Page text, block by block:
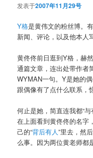
发表于2007年11月29号
Y格是黄伟文的粉丝博。
新闻、评论，以及他本人
黄佟佟前日逛到Y格，赫
通篇文章，连出处带作
WYMAN一句。Y是她的
跟偶像有了点什么联系，
何止是她，简直连我都“
在上面看到黄佟佟的名字
己的“背后有人”里去，然
么事。因为两位黄老师都